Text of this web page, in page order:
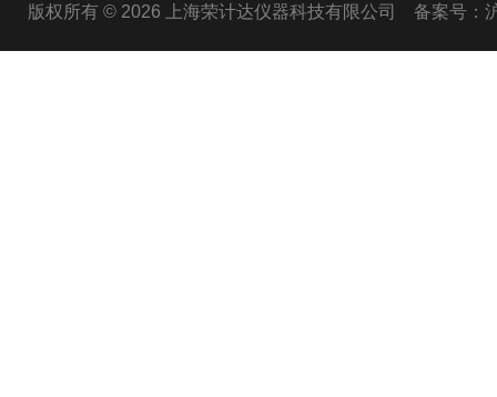
版权所有 © 2026 上海荣计达仪器科技有限公司 备案号：